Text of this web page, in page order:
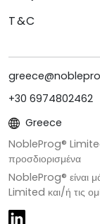
T&C
+30 6974802462
Greece
NobleProg®
προσδιορισμένα
NobleProg® είναι
Limited και/ή τις